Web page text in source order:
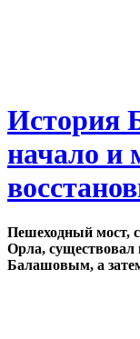
История
начало и
Пешеходный мост,
Орла, существовал
Балашовым, а